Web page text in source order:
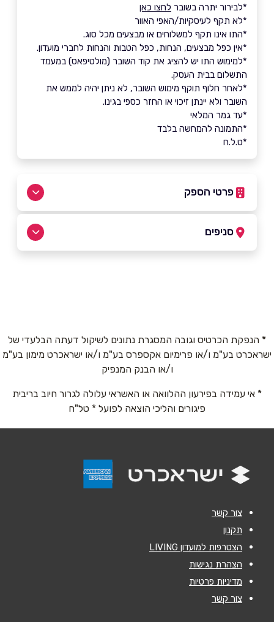
*לבירור יתרה בשובר לחצו כאן
*לא תקף לעיסקיות/האפי האוור
*התו אינו תקף למשלוחים או מבצעים מכל סוג.
*אין כפל מבצעים, הנחות, כפל הטבות והנחות לחברי מועדון.
*למימוש התו יש להציג את קוד השובר (מולטיפאס) במעמד
התשלום בבית העסק.
*לאחר חלוף תוקף מימוש השובר, לא ניתן יהיה לממש את
השובר ולא יינתן זיכוי או החזר כספי בגינו.
*עד גמר המלאי
*התמונה להמחשה בלבד
*ט.ל.ח
פרטי הספק
בפייסבוק באינסטגרם
טלפון*
אימייל*
סניפים
* הנפקת הכרטיס וגובה המסגרת נתונים לשיקול דעתה הבלעדי של
ישראכרט בע"מ ו/או פרימיום אקספרס בע"מ ו/או ישראכרט מימון בע"מ
ו/או הבנק המנפיק
* אי עמידה בפירעון ההלוואה או האשראי עלולה לגרור חיוב בריבית
פיגורים והליכי הוצאה לפועל * טל"ח
צור קשר
תקנון
הצטרפות למועדון LIVING
הצהרת נגישות
מדיניות פרטיות
צור קשר